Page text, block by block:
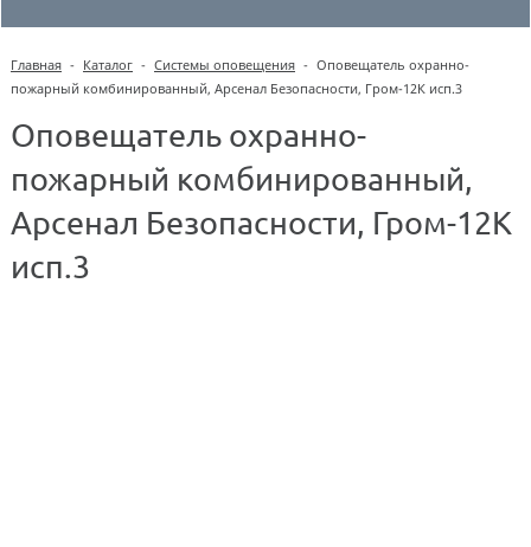
Главная - Каталог - Системы оповещения - Оповещатель охранно-
пожарный комбинированный, Арсенал Безопасности, Гром-12К исп.3
Оповещатель охранно-
пожарный комбинированный,
Арсенал Безопасности, Гром-12К
исп.3